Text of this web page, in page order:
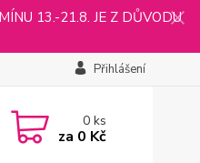
13.-21.8. JE Z DŮVODU
Přihlášení
0ks
za 0 Kč